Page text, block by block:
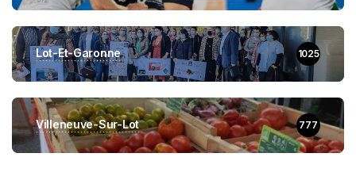
Lot-Et-Garonne 1025
Villeneuve-Sur-Lot 777